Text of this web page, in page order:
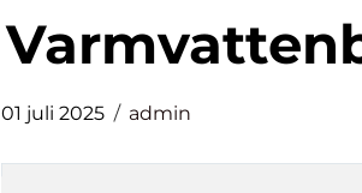
01 juli 2025 admin